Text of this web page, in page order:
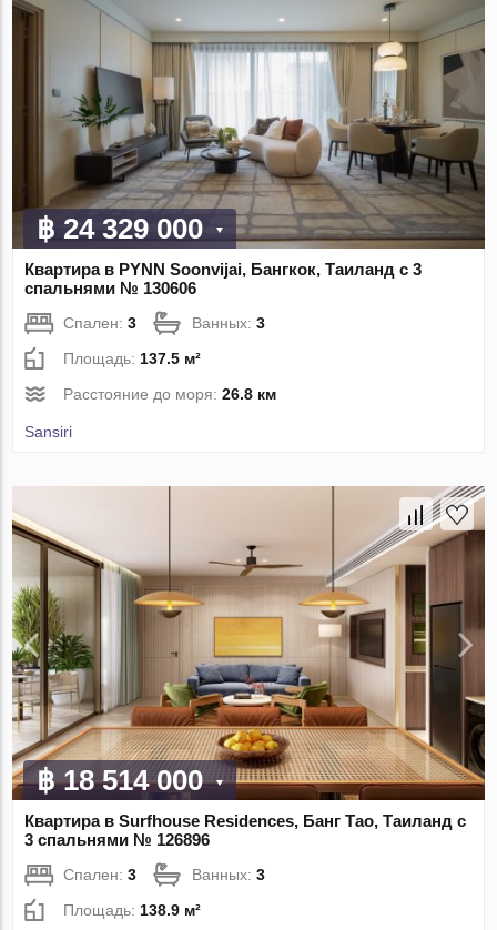
฿ 24 329 000
Квартира в PYNN Soonvijai, Бангкок, Таиланд с 3
спальнями № 130606
Спален:3 Ванных:3
Площадь: 137.5 м²
Расстояние до моря:26.8 км
Sansiri
฿ 18 514 000
Квартира в Surfhouse Residences, Банг Тао, Таиланд с
3 спальнями № 126896
Спален:3 Ванных:3
Площадь:138.9 м²